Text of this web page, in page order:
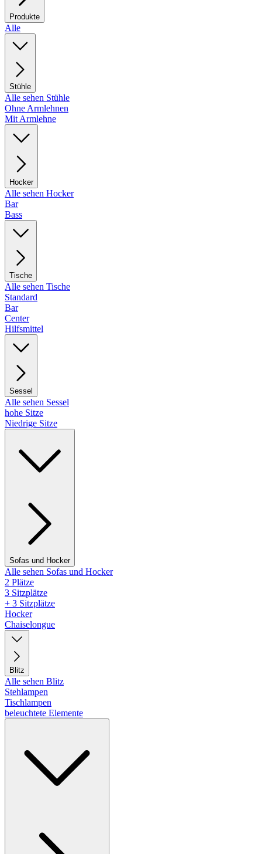
Produkte
Alle
Stühle
Alle sehen Stühle
Ohne Armlehnen
Mit Armlehne
Hocker
Alle sehen Hocker
Bar
Bass
Tische
Alle sehen Tische
Standard
Bar
Center
Hilfsmittel
Sessel
Alle sehen Sessel
hohe Sitze
Niedrige Sitze
Sofas und Hocker
Alle sehen Sofas und Hocker
2 Plätze
3 Sitzplätze
+ 3 Sitzplätze
Hocker
Chaiselongue
Blitz
Alle sehen Blitz
Stehlampen
Tischlampen
beleuchtete Elemente